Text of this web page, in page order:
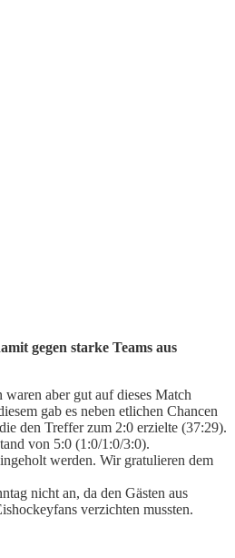
gegen starke Teams aus
aber gut auf dieses Match
gab es neben etlichen Chancen
den Treffer zum 2:0 erzielte (37:29).
von 5:0 (1:0/1:0/3:0).
werden. Wir gratulieren dem
nicht an, da den Gästen aus
verzichten mussten.